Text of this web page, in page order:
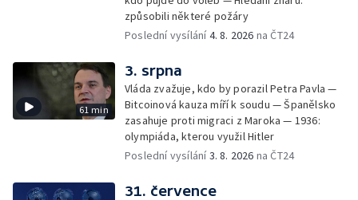
způsobili některé požáry
Poslední vysílání4. 8. 2026 na ČT24
61 min
3. srpna
Vláda zvažuje, kdo by porazil Petra Pavla —
Bitcoinová kauza míří k soudu — Španělsko
zasahuje proti migraci z Maroka — 1936:
olympiáda, kterou využil Hitler
Poslední vysílání3. 8. 2026 na ČT24
31. července